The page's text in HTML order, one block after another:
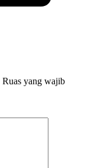
Ruas yang wajib